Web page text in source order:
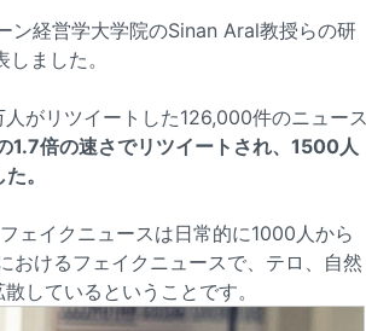
ン経営学大学院のSinan Aral教授らの研
しました。
がリツイートした126,000件のニュース
1.7倍の速さでリツイートされ、1500人
。
ェイクニュースは日常的に1000人から
おけるフェイクニュースで、テロ、自然
しているということです。